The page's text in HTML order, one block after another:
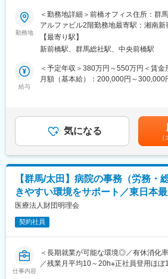
【同社の魅力】
◆医療業界に貢献：
最新のIoT技術に注力しており、これま
れていた薬剤管理を、全自動で管理、
ない医療現場の安心安全や、医療従事
しています。
顧客からいかにシェアを獲得するか試
す。
変更の範囲：会社の定める業務
局業務、ＩＲＢ業務と多岐にわたりま
＜具体的な業務内容＞
試験依頼者および臨床試験実施担当者
補の適格性調査補助（スクリーニング
要の補助的説明と同意取得補助（イン
ト）、症例登録補助、被験者の来院日
、症例報告書（CRF）作成のための支
患者さんと医師、さらに製薬会社との
な運営と進行をサポートする治験の専
新GCPが施行されたことにより、治験
応し、質の高い治験を円滑に行うため
する専門スタッフの存在が欠かせなく
看護師、薬剤師、臨床検査技師、介護
るご経験者の方が数多くご活躍されてい
■CRCの魅力：
・CRCは医療行為を行うわけではござ
近い立場で新薬開発のサポートを行い
を、患者様に投与して状態が良くなり
方々に使用される状況は貢献度が非常
勤務地
＜勤務地詳細＞前橋オフィス住所：群
アルファビル2階勤務地最寄駅：湘南
前橋駅受動喫煙対策：屋内全面禁煙変
業所
【最寄り駅】
新前橋駅、群馬総社駅、中央前橋駅
給与
＜予定年収＞380万円～550万円＜賃金
月額（基本給）：200,000円～300,000
はあくまでも目安の金額であり、選考
あります。月給(月額)は固定手当を含
気になる
【群馬/太田】病院の事務（労務
きやすい環境をサポート／東日本
医療法人財団明理会
契約社員
仕事内容
＜長期就業が可能な環境◎／有休消化
／残業月平均10～20h※正社員登用ほぼ